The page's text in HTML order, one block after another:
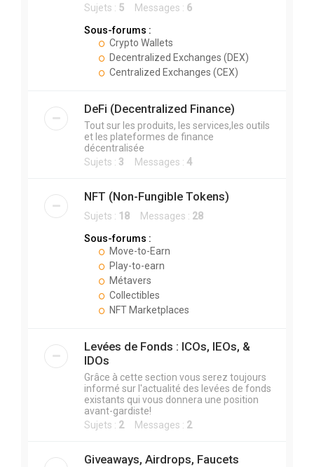
Sujets : 5 Messages : 6
Sous-forums :
Crypto Wallets
Decentralized Exchanges (DEX)
Centralized Exchanges (CEX)
DeFi (Decentralized Finance)
Tout sur les produits, les services,les outils
et les plateformes de finance
décentralisée
Sujets : 3 Messages : 4
NFT (Non-Fungible Tokens)
Sujets : 18 Messages : 28
Sous-forums :
Move-to-Earn
Play-to-earn
Métavers
Collectibles
NFT Marketplaces
Levées de Fonds : ICOs, IEOs, &
IDOs
Grâce à cette section vous serez toujours
informé sur l'actualité des levées de fonds
existants qui vous donnera une position
avant-gardiste!
Sujets : 2Messages : 2
Giveaways, Airdrops, Faucets